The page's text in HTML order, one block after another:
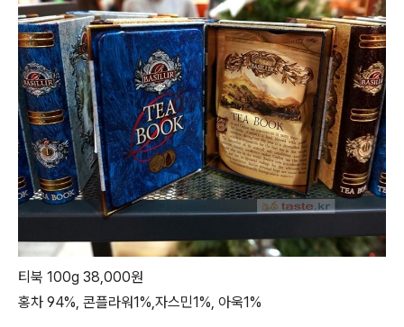
티북 100g 38,000원
홍차 94%, 콘플라워1%,자스민1%, 아욱1%